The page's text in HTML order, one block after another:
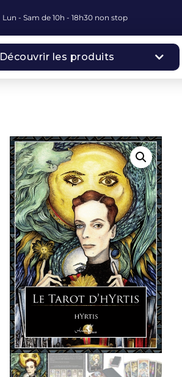
Lun - Sam de 10h - 18h30 non stop
Découvrir les produits